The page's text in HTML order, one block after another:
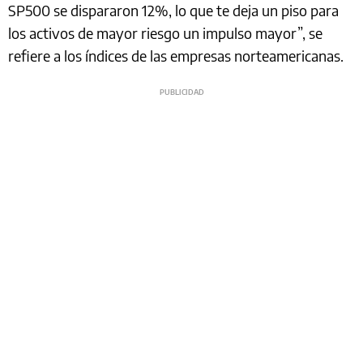
SP500 se dispararon 12%, lo que te deja un piso para
los activos de mayor riesgo un impulso mayor”, se
refiere a los índices de las empresas norteamericanas.